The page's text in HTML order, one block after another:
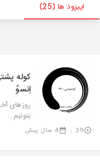
اپیزود ها (25)
اِنسوُ
بتونیم...
39 4 سال پیش